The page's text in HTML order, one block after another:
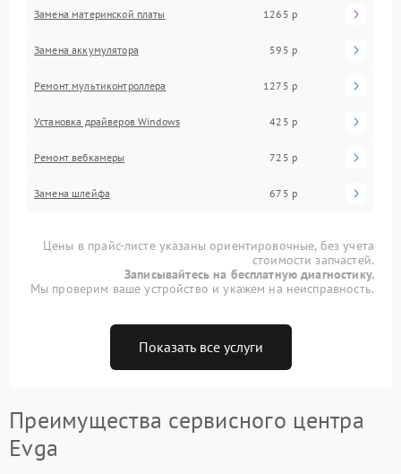
Замена материнской платы 1265 р
Замена аккумулятора 595 р
Ремонт мультиконтроллера 1275 р
Установка драйверов Windows 425 р
Ремонт вебкамеры 725 р
Замена шлейфа 675 р
Цены в прайс-листе указаны ориентировочные, без учета
стоимости запчастей.
Записывайтесь на бесплатную диагностику.
Мы проверим ваше устройство и укажем на неисправность.
Показать все услуги
Преимущества сервисного центра
Evga